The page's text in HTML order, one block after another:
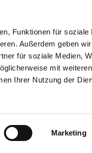
Funktionen für soziale
Außerdem geben wir
für soziale Medien,
mit
Ihrer Nutzung der
Marketing